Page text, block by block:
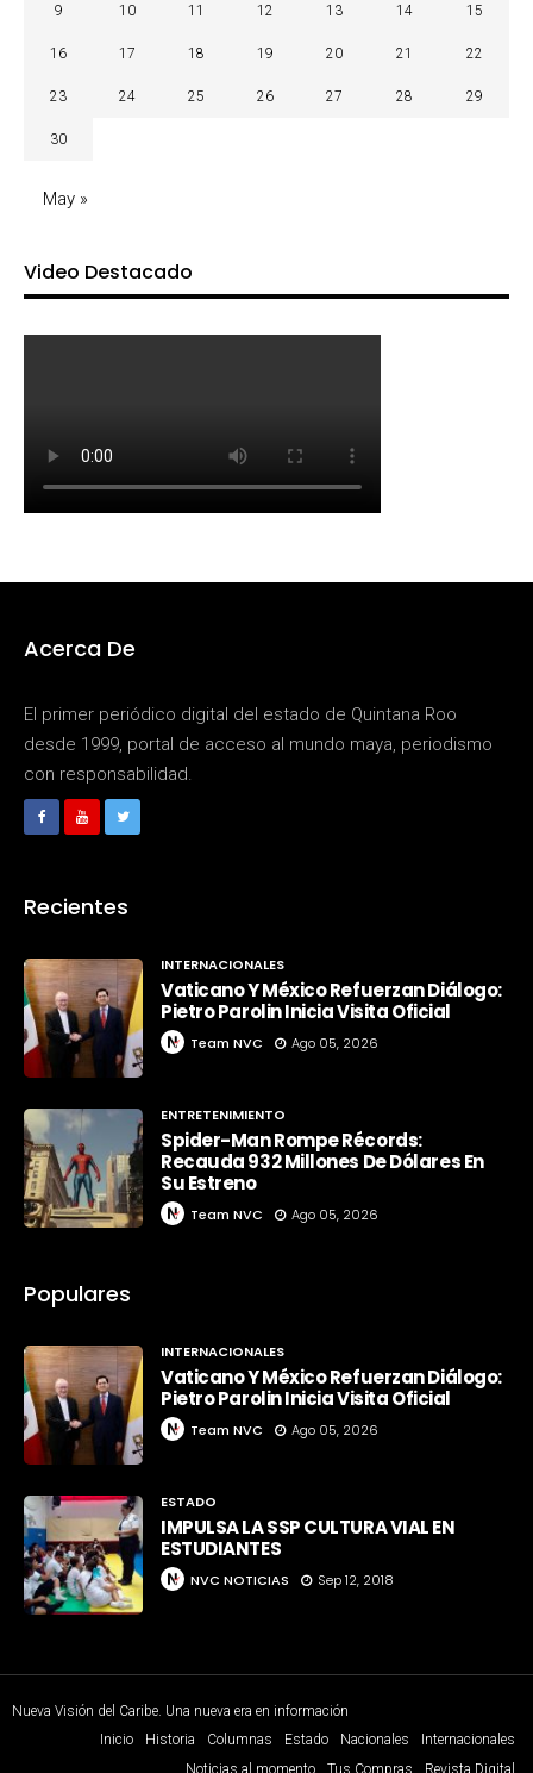
9 10 11 12 13 14 15
16 17 18 19 20 21 22
23 24 25 26 27 28 29
30
May »
Video Destacado
Acerca De
El primer periódico digital del estado de Quintana Roo
desde 1999, portal de acceso al mundo maya, periodismo
con responsabilidad.
Recientes
INTERNACIONALES
Vaticano Y México Refuerzan Diálogo:
Pietro Parolin Inicia Visita Oficial
Team NVC Ago 05, 2026
ENTRETENIMIENTO
Spider-Man Rompe Récords:
Recauda 932 Millones De Dólares En
Su Estreno
Team NVC Ago 05, 2026
Populares
INTERNACIONALES
Vaticano Y México Refuerzan Diálogo:
Pietro Parolin Inicia Visita Oficial
Team NVC Ago 05, 2026
ESTADO
IMPULSA LA SSP CULTURA VIAL EN
ESTUDIANTES
NVC NOTICIAS Sep 12, 2018
Nueva Visión del Caribe. Una nueva era en información
Inicio
Historia Columnas Estado Nacionales
Internacionales
Noticias al momento
Tus Compras Revista Digital